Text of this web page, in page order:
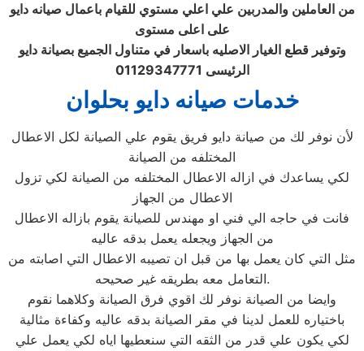
من العاملين والمدربين علي اعلي مستوي للقيام باعمال صيانه دايو
على اعلى مستوى
وتوفير قطع الغيار الاصليه باسعار في متناول الجميع بصيانة دايو
الرئيسى 01129347771
خدمات صيانه دايو بحلوان
لأن نوفر لك من صيانة دايو فريق يقوم علي الصيانة لكل الاعطال
المختلفه من الصيانة
لكي يساعدك في ازاله الاعطال المختلفه من الصيانة لكي تزول
الاعطال من الجهاز
فانت في حاجه الي فني او مهندس للصيانة يقوم بازاله الاعطال
من الجهاز ويجعله يعمل بدقه عاليه
مثل التي كان يعمل بها من قبل ان تصيبه الاعطال التي اصابته من
التعامل معه بطريقه غير صحيحه.
وايضا من الصيانة نوفر لك اقوي فرق الصيانة وكلاهما نقوم
باختياره للعمل لدينا في مقر الصيانة بدقه عاليه وكفاءة مثالية
لكي يكون علي قدر من الثقه التي سنعطيها اياه لكي يعمل علي